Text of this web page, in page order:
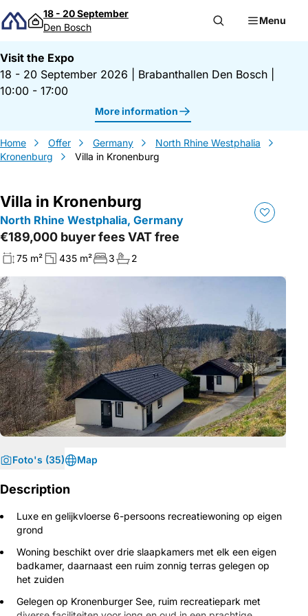
Skip to content
18 - 20 September
Den Bosch
Menu
Visit the Expo
18 - 20 September 2026
Brabanthallen Den Bosch
10:00 - 17:00
More information
Home Offer Germany
North Rhine Westphalia
Kronenburg
Villa in Kronenburg
Villa in Kronenburg
North Rhine Westphalia, Germany
€189,000 buyer fees VAT free
75 m² 435 m² 3 2
Foto's (35) Map
Description
Luxe en gelijkvloerse 6-persoons recreatiewoning op eigen
grond
Woning beschikt over drie slaapkamers met elk een eigen
badkamer, daarnaast een ruim zonnig terras gelegen op
het zuiden
Gelegen op Kronenburger See, ruim recreatiepark met